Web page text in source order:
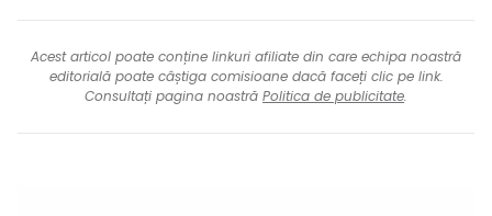
Acest articol poate conține linkuri afiliate din care echipa noastră
editorială poate câștiga comisioane dacă faceți clic pe link.
Consultați pagina noastră Politica de publicitate.